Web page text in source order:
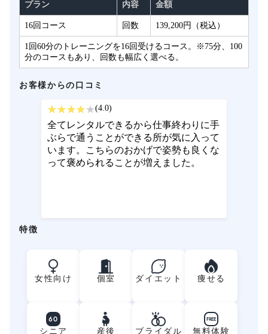
プラン 内容 金額
16回コース 回数 139,200円（税込）
1回60分のトレーニングを16回受けるコース。※75分、100
分のコースもあり、回数も幅広く選べる。
お客様からの口コミ
(4.0)
全てレンタルできるから仕事終わりに手
ぶらで通うことができる所が気に入って
います。こちらのおかげで姿勢も良くな
って褒められることが増えました。
特徴
女性向け 個室 ダイエット 痩せる
60
シニア
産後 ブライダル
FREE
無料体験